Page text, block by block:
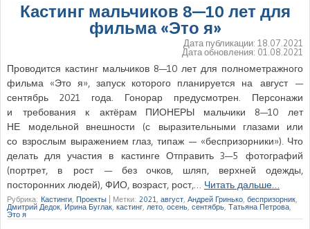
Кастинг мальчиков 8—10 лет для
фильма «Это я»
Дата публикации: 18.07.2021
Дата обновления: 01.08.2021
Проводится кастинг мальчиков 8—10 лет для полнометражного
фильма «Это я», запуск которого планируется на август —
сентябрь 2021 года. Гонорар предусмотрен. Персонажи
и требования к актёрам ПИОНЕРЫ мальчики 8—10 лет
НЕ модельной внешности (с выразительными глазами или
со взрослым выражением глаз, типаж — «беспризорники»). Что
делать для участия в кастинге Отправить 3—5 фотографий
(портрет, в рост — без очков, шляп, верхней одежды,
посторонних людей), ФИО, возраст, рост,… Читать дальше…
Рубрика: Кастинги Проекты Метки: 2021 август Андрей Гринько беспризорник
Дмитрий Дедок Ирина Буглак кастинг лето осень сентябрь Татьяна Петрова
Это я